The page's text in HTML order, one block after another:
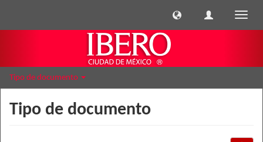
Tipo de documento
Tipo de documento